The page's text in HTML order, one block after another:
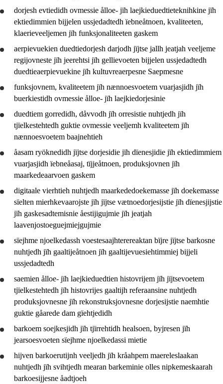
dorjesh evtiedidh ovmessie ålloe- jïh laejkieduedtieteknihkine jïh
ektiedimmien bijjelen ussjedadtedh ïebneåtnoen, kvaliteeten,
klaerieveeljemen jïh funksjonaliteeten gaskem
aerpievuekien duedtiedorjesh darjodh jïjtse jallh jeatjah veeljeme
regijovneste jïh jeerehtsi jïh gellievoeten bijjelen ussjedadtedh
duedtieaerpievuekine jïh kultuvreaerpesne Saepmesne
funksjovnem, kvaliteetem jïh nænnoesvoetem vuarjasjidh jïh
buerkiestidh ovmessie ålloe- jïh laejkiedorjesinie
duedtiem gorredidh, dåvvodh jïh orresistie nuhtjedh jïh
tjïelkestehtedh guktie ovmessie veeljemh kvaliteetem jïh
nænnoesvoetem baajnehtieh
åasam ryöknedidh jïjtse dorjesidie jïh dïenesjidie jïh ektiedimmiem
vuarjasjidh ïebneåasaj, tïjjeåtnoen, produksjovnen jïh
maarkedeaarvoen gaskem
digitaale vierhtieh nuhtjedh maarkededoekemasse jïh doekemasse
sïelten mierhkevaarojste jïh jïjtse vætnoedorjesijstie jïh dïenesjijstie
jïh gaskesadtemisnie åestijigujmie jïh jeatjah
laavenjostoeguejmiejgujmie
sïejhme njoelkedassh voestesaajhterereaktan bïjre jïjtse barkosne
nuhtjedh jïh gaaltijeåtnoen jïh gaaltijevuesiehtimmiej bijjeli
ussjedadtedh
saemien ålloe- jïh laejkieduedtien histovrijem jïh jïjtsevoetem
tjïelkestehtedh jïh histovrijes gaaltijh referaansine nuhtjedh
produksjovnesne jïh rekonstruksjovnesne dorjesijstie naemhtie
guktie gåarede dam gïehtjedidh
barkoem soejkesjidh jïh tjïrrehtidh healsoen, byjresen jïh
jearsoesvoeten sïejhme njoelkedassi mietie
hijven barkoerutijnh veeljedh jïh kråahpem maereleslaakan
nuhtjedh jïh svihtjedh mearan barkeminie olles nipkemeskaarah
barkoesijjesne åadtjoeh